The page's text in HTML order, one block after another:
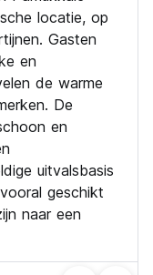
locatie, op
Gasten
en
de warme
De
en
uitvalsbasis
geschikt
naar een